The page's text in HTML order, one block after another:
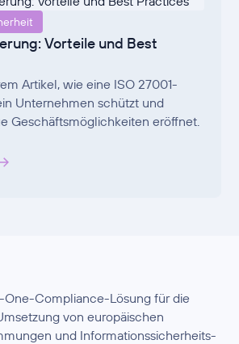
Vorteile und Best
Artikel, wie eine ISO 27001-
Unternehmen schützt und
Geschäftsmöglichkeiten eröffnet.
One-Compliance-Lösung für die
von europäischen
und Informationssicherheits-